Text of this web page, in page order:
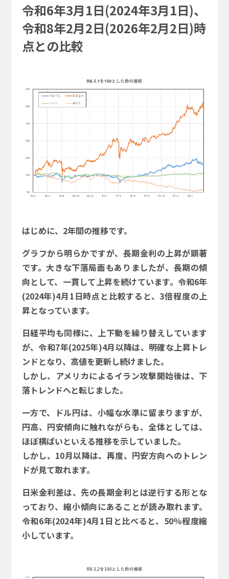
令和6年3月1日(2024年3月1日)、
令和8年2月2日(2026年2月2日)時
点との比較
はじめに、2年間の推移です。
グラフから明らかですが、長期金利の上昇が顕著
です。大きな下落局面もありましたが、長期の傾
向として、一貫して上昇を続けています。令和6年
(2024年)4月1日時点と比較すると、3倍程度の上
昇となっています。
日経平均も同様に、上下動を繰り替えしています
が、令和7年(2025年)4月以降は、明確な上昇トレ
ンドとなり、高値を更新し続けました。
しかし、アメリカによるイラン攻撃開始後は、下
落トレンドへと転じました。
一方で、ドル円は、小幅な水準に留まりますが、
円高、円安傾向に触れながらも、全体としては、
ほぼ横ばいといえる推移を示していました。
しかし、10月以降は、再度、円安方向へのトレン
ドが見て取れます。
日米金利差は、先の長期金利とは逆行する形とな
っており、縮小傾向にあることが読み取れます。
令和6年(2024年)4月1日と比べると、50％程度縮
小しています。